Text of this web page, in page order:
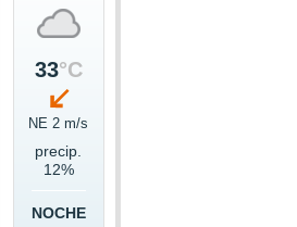
33°C
NE 2 m/s
precip.
12%
NOCHE